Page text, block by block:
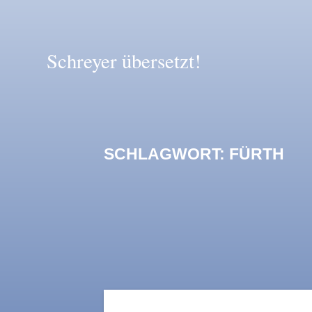
Schreyerübersetzt!
SCHLAGWORT: FÜRTH